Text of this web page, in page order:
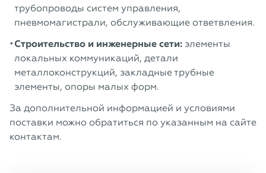
трубопроводы систем управления,
пневмомагистрали, обслуживающие ответвления.
Строительство и инженерные сети: элементы
локальных коммуникаций, детали
металлоконструкций, закладные трубные
элементы, опоры малых форм.
За дополнительной информацией и условиями
поставки можно обратиться по указанным на сайте
контактам.